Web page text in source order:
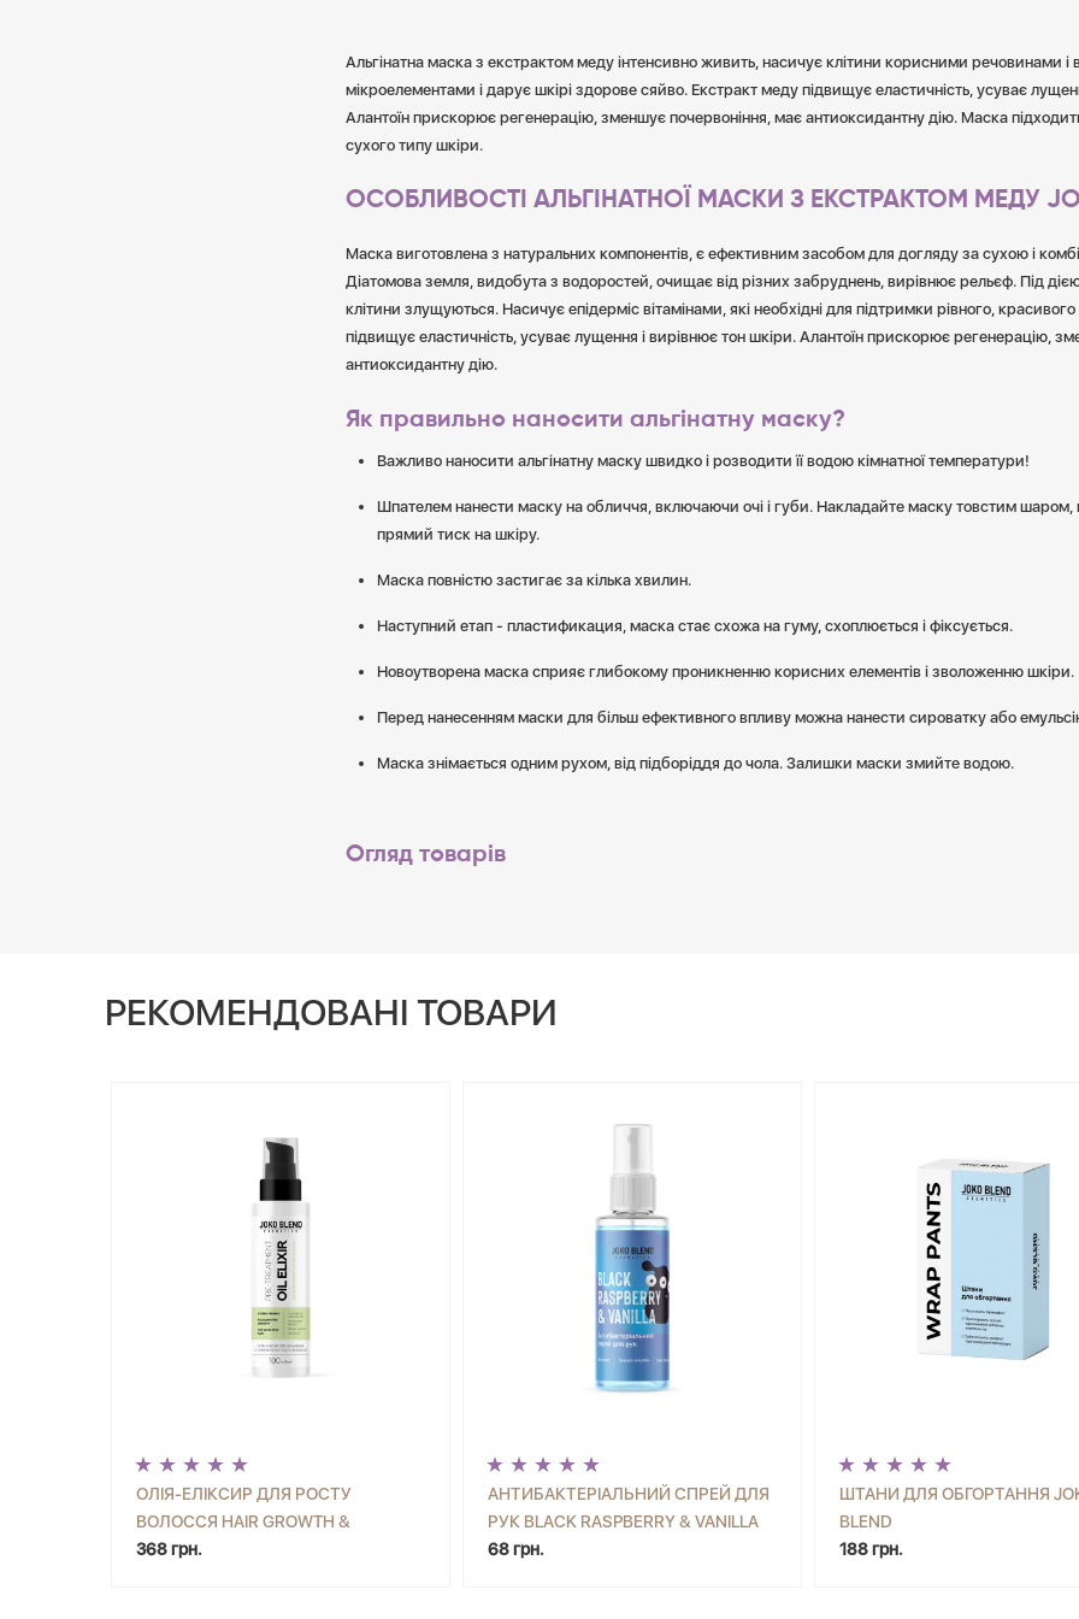
Альгінатна маска з екстрактом меду інтенсивно живить, насичує клітини корисними речовинами і
мікроелементами і дарує шкірі здорове сяйво. Екстракт меду підвищує еластичність, усуває
Алантоїн прискорює регенерацію, зменшує почервоніння, має антиоксидантну дію. Маска
сухого типу шкіри.
ОСОБЛИВОСТІ АЛЬГІНАТНОЇ МАСКИ З ЕКСТРАКТОМ МЕДУ
Маска виготовлена з натуральних компонентів, є ефективним засобом для догляду за сухою і
Діатомова земля, видобута з водоростей, очищає від різних забруднень, вирівнює рельєф. Під дією
клітини злущуються. Насичує епідерміс вітамінами, які необхідні для підтримки рівного,
підвищує еластичність, усуває лущення і вирівнює тон шкіри. Алантоїн прискорює регенерацію,
антиоксидантну дію.
Як правильно наносити альгінатну маску?
Важливо наносити альгінатну маску швидко і розводити її водою кімнатної температури!
Шпателем нанести маску на обличчя, включаючи очі і губи. Накладайте маску товстим шаром,
прямий тиск на шкіру.
Маска повністю застигає за кілька хвилин.
Наступний етап - пластификация, маска стає схожа на гуму, схоплюється і фіксується.
Новоутворена маска сприяє глибокому проникненню корисних елементів і зволоженню шкіри.
Перед нанесенням маски для більш ефективного впливу можна нанести сироватку або
Маска знімається одним рухом, від підборіддя до чола. Залишки маски змийте водою.
Огляд товарів
РЕКОМЕНДОВАНІ ТОВАРИ
ОЛІЯ-ЕЛІКСИР ДЛЯ РОСТУ
ВОЛОССЯ HAIR GROWTH &
STRENGTH OIL JOKO BLEND 100 МЛ
368 грн.
АНТИБАКТЕРІАЛЬНИЙ СПРЕЙ ДЛЯ
РУК BLACK RASPBERRY & VANILLA
JOKO BLEND 35 МЛ
68 грн.
-
ШТАНИ ДЛЯ ОБГОРТАННЯ
BLEND
188 грн.
-